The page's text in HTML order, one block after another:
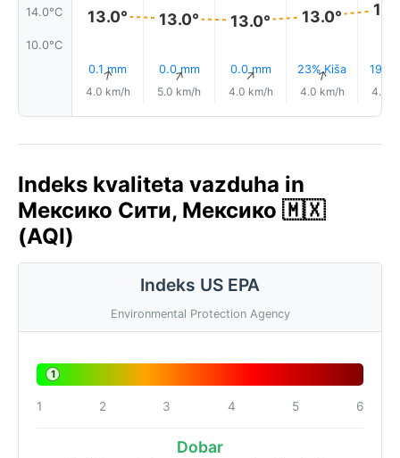
14.0°C
10.0°C
13.0°
0.1 mm
↑
4.0 km/h
13.0°
0.0 mm
↑
5.0 km/h
13.0°
0.0 mm
↑
4.0 km/h
13.0°
23% Kiša
↑
4.0 km/h
19%
4.0
Indeks kvaliteta vazduha in
Мексико Сити, Мексико 🇲🇽
(AQI)
Indeks US EPA
Environmental Protection Agency
1
1 2 3 4 5 6
Dobar